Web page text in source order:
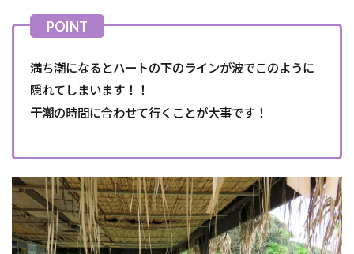
満ち潮になるとハートの下のラインが波でこのように
隠れてしまいます！！
干潮の時間に合わせて行くことが大事です！